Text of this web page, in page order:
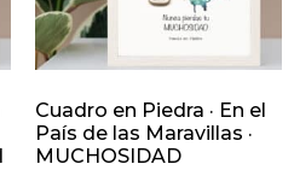
Cuadro en Piedra · En el
País de las Maravillas ·
MUCHOSIDAD